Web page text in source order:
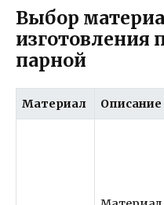
Выбор
изготовления
парной
Материал Описание